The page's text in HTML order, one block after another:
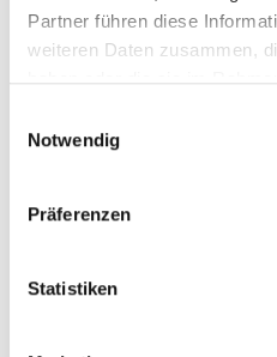
Partner führen diese
weiteren Daten zusammen,
Notwendig
Präferenzen
Statistiken
meine mediale
meiner spirituellen
In den Jahren 2000/ 2001